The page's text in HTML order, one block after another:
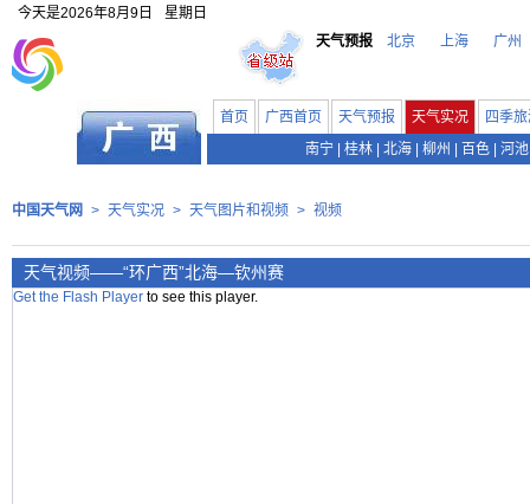
今天是2026年8月9日
星期日
天气预报
北京 上海 广州
首页 广西首页 天气预报 天气实况
四季
南宁
桂林 北海 柳州 百色 河池
中国天气网 > 天气实况 > 天气图片和视频 > 视频
天气视频——“环广西”北海—钦州赛
Get the Flash Player to see this player.